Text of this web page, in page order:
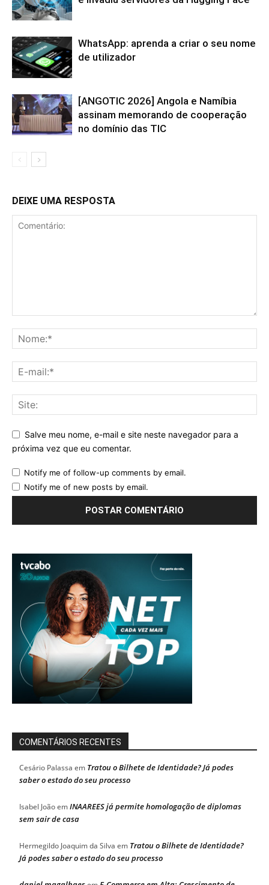
WhatsApp: aprenda a criar o seu nome
de utilizador
[ANGOTIC 2026] Angola e Namíbia
assinam memorando de cooperação
no domínio das TIC
DEIXE UMA RESPOSTA
Salve meu nome, e-mail e site neste navegador para a
próxima vez que eu comentar.
Notify me of follow-up comments by email.
Notify me of new posts by email.
COMENTÁRIOS RECENTES
Cesário Palassa em Tratou o Bilhete de Identidade? Já podes
saber o estado do seu processo
Isabel JoãoemINAAREES já permite homologação de diplomas
sem sair de casa
Hermegildo Joaquim da Silva em Tratou o Bilhete de Identidade?
Já podes saber o estado do seu processo